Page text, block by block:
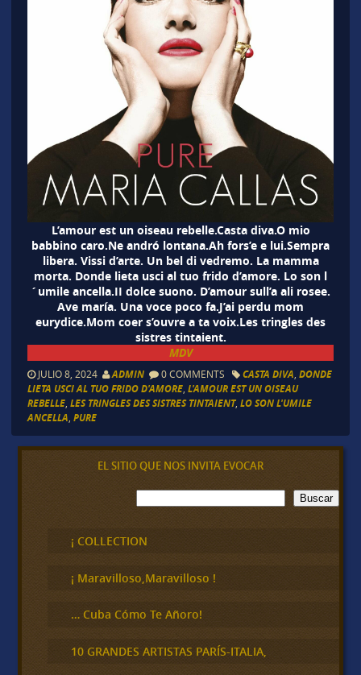
L’amour est un oiseau rebelle.Casta diva.O mio
babbino caro.Ne andró lontana.Ah fors’e e lui.Sempra
libera. Vissi d’arte. Un bel di vedremo. La mamma
morta. Donde lieta usci al tuo frido d’amore. Lo son l
´umile ancella.II dolce suono. D’amour sull’a ali rosee.
Ave maría. Una voce poco fa.J’ai perdu mom
eurydice.Mom coer s’ouvre a ta voix.Les tringles des
sistres tintaient.
MDV
JULIO 8, 2024 ADMIN 0 COMMENTS CASTA DIVA, DONDE
LIETA USCI AL TUO FRIDO D'AMORE, L'AMOUR EST UN OISEAU
REBELLE, LES TRINGLES DES SISTRES TINTAIENT, LO SON L'UMILE
ANCELLA, PURE
EL SITIO QUE NOS INVITA EVOCAR
B
u
c
a
Buscar
¡ COLLECTION
¡ Maravilloso,Maravilloso !
… Cuba Cómo Te Añoro!
10 GRANDES ARTISTAS PARÍS-ITALIA,